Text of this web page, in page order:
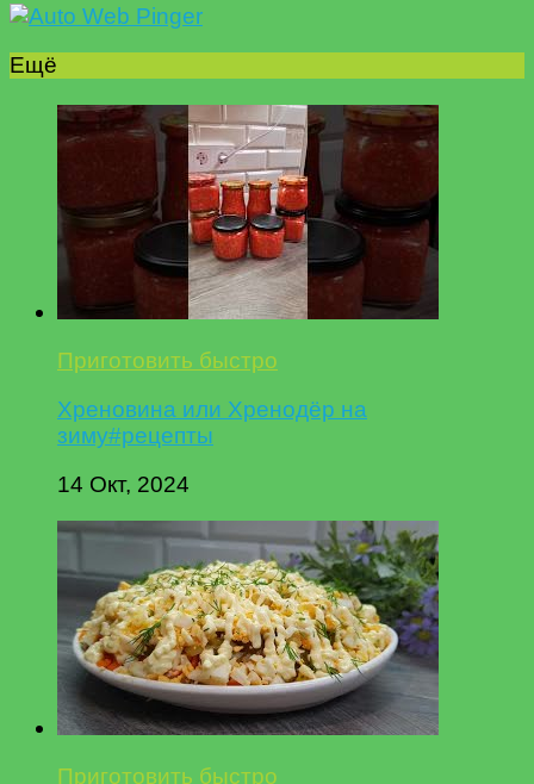
Ещё
Приготовить быстро
Хреновина или Хренодёр на
зиму#рецепты
14 Окт, 2024
Приготовить быстро